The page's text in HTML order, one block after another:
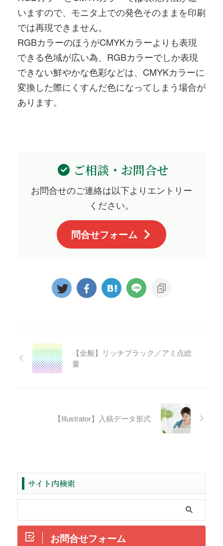
いますので、モニタ上での発色そのままを印刷
では再現できません。
RGBカラーのほうがCMYKカラーよりも表現
できる色域が広い為、RGBカラーでしか表現
できない鮮やかな色彩などは、CMYKカラーに
変換した際にくすんだ色になってしまう場合が
あります。
ご相談・お問合せ
お問合せのご連絡は以下よりエントリー
ください。
問合せフォーム
【全般】リッチブラック／アミ点総
量
【Illustrator】入稿データ形式
サイト内検索
お問合せフォーム
ReadMore